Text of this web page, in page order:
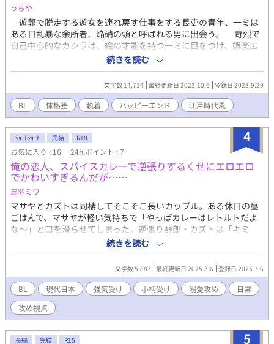
うらや
遊郭で脱走する遊女を連れ戻す仕事をする長吏の青年、一ミは
ある日乱暴な余所者、焔硝の頭と呼ばれる男に出会う。 苛烈で
自己中心的なカシラは、絵の才能を持つ一ミに目をつけ、娯楽広
告を作らせるために強引に置屋から引き抜く。成金めいた生活に
突如放り込まれた一ミと、その一ミに少しずつ心を開いていくカ
シラの、なんちゃって江戸時代風衆道小説。 受け 一ミ 主人公。
引っ込み思案な青年。小柄で絵が得意。 攻め 焔硝の頭 自己中心
的な青年。大柄で身体中に包帯を巻いている。 ※この作品はフィ
クションです。実際の人物、団体、事件、また時代背景とは一切
関係がありません。 ※江戸時代非差別部落に関して大いに参考に
させていただいておりますが、この作品に差別助長等の意図は一
切ありません。 ※舞台設定を江戸時代日本を参考にしております
が、よく似た別の世界として扱っているため時代考証等に違和感
等あるかと思われますがご容赦ください。 ※リアル多忙につき不
定期更新
続きを読む
文字数 14,714 最終更新日 2023.10.6 登録日 2023.9.29
BL 体格差 執着 ハッピーエンド 江戸時代風
4
ｼｮｰﾄｼｮｰﾄ 完結 R18
お気に入り : 16 24h.ポイント : 7
俺の恋人、スパイスカレーで逆張りするくせにエロエロ
でかわいすぎるんだが……
鳥羽ミワ
マサヤとカズトは同棲してそこそこ長いカップル。ある休日の昼
ごはんで、マサヤが軽い気持ちで「やっぱカレーはレトルトだよ
な～」と口を滑らせてしまった。逆張り野郎・カズトは「キミ
は……企業努力ってやつに屈するのか？」と生意気なことを言っ
て、意気揚々とスパイスを買いに出かける。しかし、何の成果も
得られず半泣きで帰宅。しおらしく洗濯物を干す一生懸命な魂に
欲情したマサヤは、カズトへキスをする。 熟年、同棲中、喧嘩。
何も起きないはずもなく……。寝室へもつれこんだ二人の、生活
臭あふれる、イチャイチャ甘々日常系セックス。 ※アルファポリ
ス、pixiv、ムーンライトノベルズへ掲載しています。
続きを読む
文字数 5,883 最終更新日 2025.3.6 登録日 2025.3.6
BL 現代日本 強気受け 小柄受け 溺愛攻め
日常
攻め視点
5
長編 完結 R15